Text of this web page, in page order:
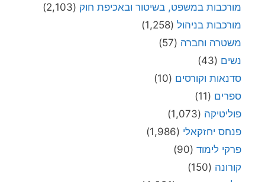
מורכבות במשפט, בשיטור ובאכיפת חוק (2,103)
מורכבות בניהול (1,258)
משטרה וחברה (57)
נשים (43)
סדנאות וקורסים (10)
ספרים (11)
פוליטיקה (1,073)
פנחס יחזקאלי (1,986)
פרקי לימוד (90)
קורונה (150)